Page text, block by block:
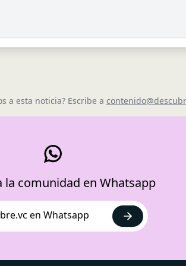
a esta noticia? Escribe a
la comunidad en Whatsapp
en Whatsapp